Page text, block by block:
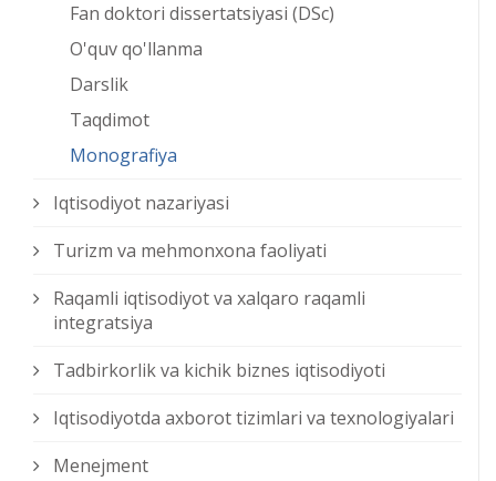
Fan doktori dissertatsiyasi (DSc)
O'quv qo'llanma
Darslik
Taqdimot
Monografiya
Iqtisodiyot nazariyasi
Turizm va mehmonxona faoliyati
Raqamli iqtisodiyot va xalqaro raqamli
integratsiya
Tadbirkorlik va kichik biznes iqtisodiyoti
Iqtisodiyotda axborot tizimlari va texnologiyalari
Menejment